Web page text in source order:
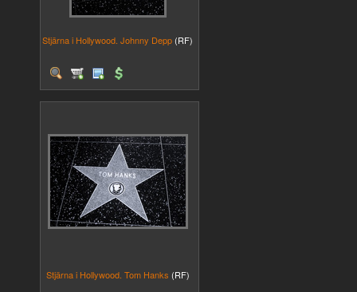
Stjärna i Hollywood. Johnny Depp (RF)
Stjärna i Hollywood. Tom Hanks (RF)